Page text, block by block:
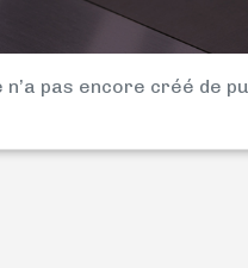
pas encore créé de